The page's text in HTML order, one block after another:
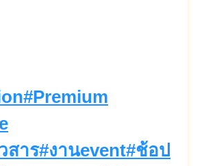
#Premium
สาร#งานevent#ช้อป